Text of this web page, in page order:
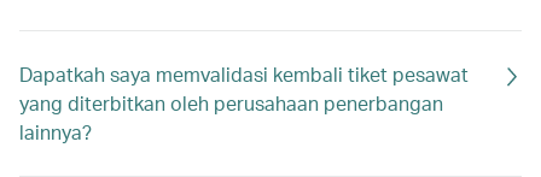
Dapatkah saya memvalidasi kembali tiket pesawat
yang diterbitkan oleh perusahaan penerbangan
lainnya?